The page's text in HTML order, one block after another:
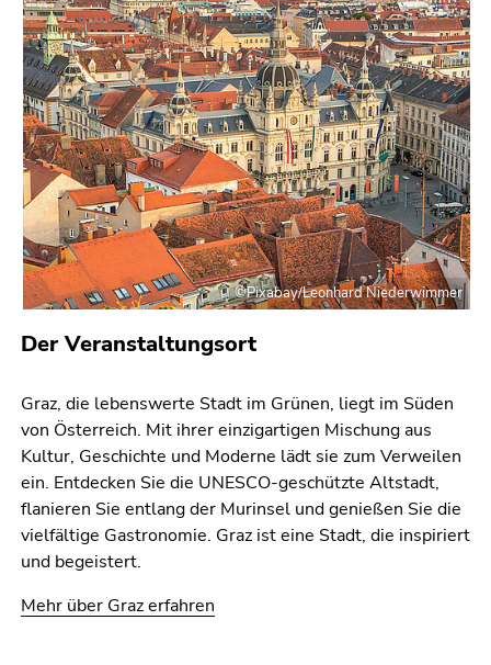
Sie diesen
Link.
Zum
Inhalt
(Zugriffstaste
1)
Zur
Positionsanzeige
(Zugriffstaste
2)
Zur
Hauptnavigation
3)
Zur
Unternavigation
(Zugriffstaste
Zu
den
Zusatzinformationen
(Zugriffstaste
©Pixabay/Leonhard Niederwimmer
Der Veranstaltungsort
Graz, die lebenswerte Stadt im Grünen, liegt im Süden
von Österreich. Mit ihrer einzigartigen Mischung aus
Kultur, Geschichte und Moderne lädt sie zum Verweilen
ein. Entdecken Sie die UNESCO-geschützte Altstadt,
flanieren Sie entlang der Murinsel und genießen Sie die
vielfältige Gastronomie. Graz ist eine Stadt, die inspiriert
und begeistert.
Mehr über Graz erfahren